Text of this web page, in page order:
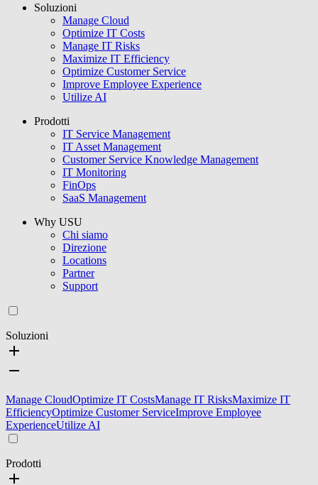
USU GmbH
Soluzioni
Manage Cloud
Optimize IT Costs
Manage IT Risks
Maximize IT Efficiency
Optimize Customer Service
Improve Employee Experience
Utilize AI
Prodotti
IT Service Management
IT Asset Management
Customer Service Knowledge Management
IT Monitoring
FinOps
SaaS Management
Why USU
Chi siamo
Direzione
Locations
Partner
Support
Soluzioni
Manage CloudOptimize IT CostsManage IT RisksMaximize IT
EfficiencyOptimize Customer ServiceImprove Employee
ExperienceUtilize AI
Prodotti